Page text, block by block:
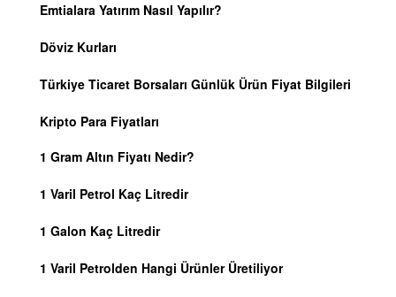
Emtialara Yatırım Nasıl Yapılır?
Döviz Kurları
Türkiye Ticaret Borsaları Günlük Ürün Fiyat Bilgileri
Kripto Para Fiyatları
1 Gram Altın Fiyatı Nedir?
1 Varil Petrol Kaç Litredir
1 Galon Kaç Litredir
1 Varil Petrolden Hangi Ürünler Üretiliyor